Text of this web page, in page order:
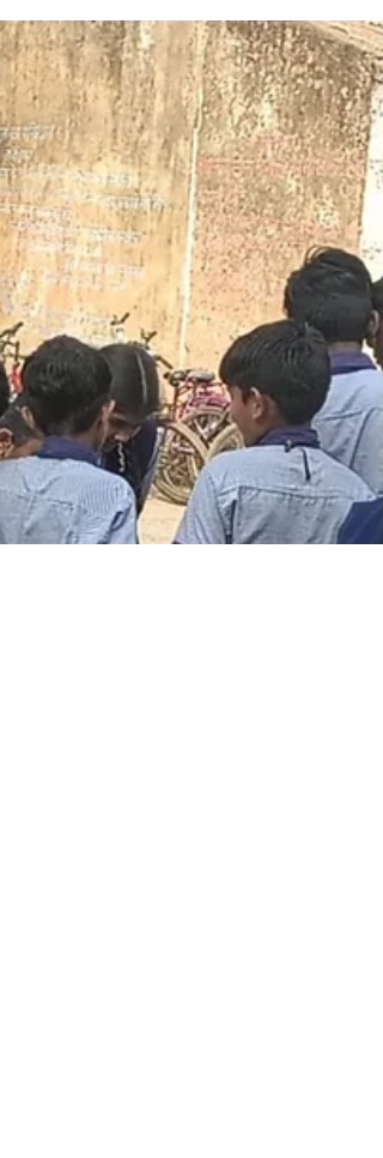
Organized an Eye
Checkup Camp at AMC
School.
दिशा ग्रुपच्या फिरते नेत्र चिकित्सालय द्वारा म.न.पा. उर्दू
उच्च प्राथमिक शाळा क्र.३ गवळीपुरा मध्ये एकूण ४२
विद्यार्थ्यांची नेत्र तपासणी School Eye Checkup
Camp दिशा एज्युकेशन फाउंडेशन, अमरावती संचालित
फिरते नेत्र चिकित्सालय यांच्यातर्फे गवळीपुरा अमरावती
येथील म.न.पा. उर्दू उच्च प्राथमिक शाळा क्र.३ मध्ये
दिनांक २१ जानेवारी २०२६ रोजी विद्यार्थ्यांसाठी विशेष
नेत्र तपासणी शिबिर आयोजित करण्यात आले. या
उपक्रमांतर्गत एकूण ४२ विद्यार्थ्यांची नेत्र तपासणी
करण्यात आली. या तपासणीदरम